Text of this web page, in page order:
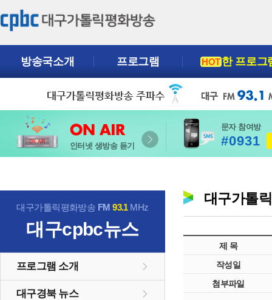
방송국소개 프로그램 HOT한 프로그
인터넷 생방송 듣기
문자 참여방
#0931
대구가톨릭평화방송 FM93.1MHz
대구cpbc뉴스
프로그램 소개
대구경북 뉴스
대구가톨
제 목
작성일
첨부파일